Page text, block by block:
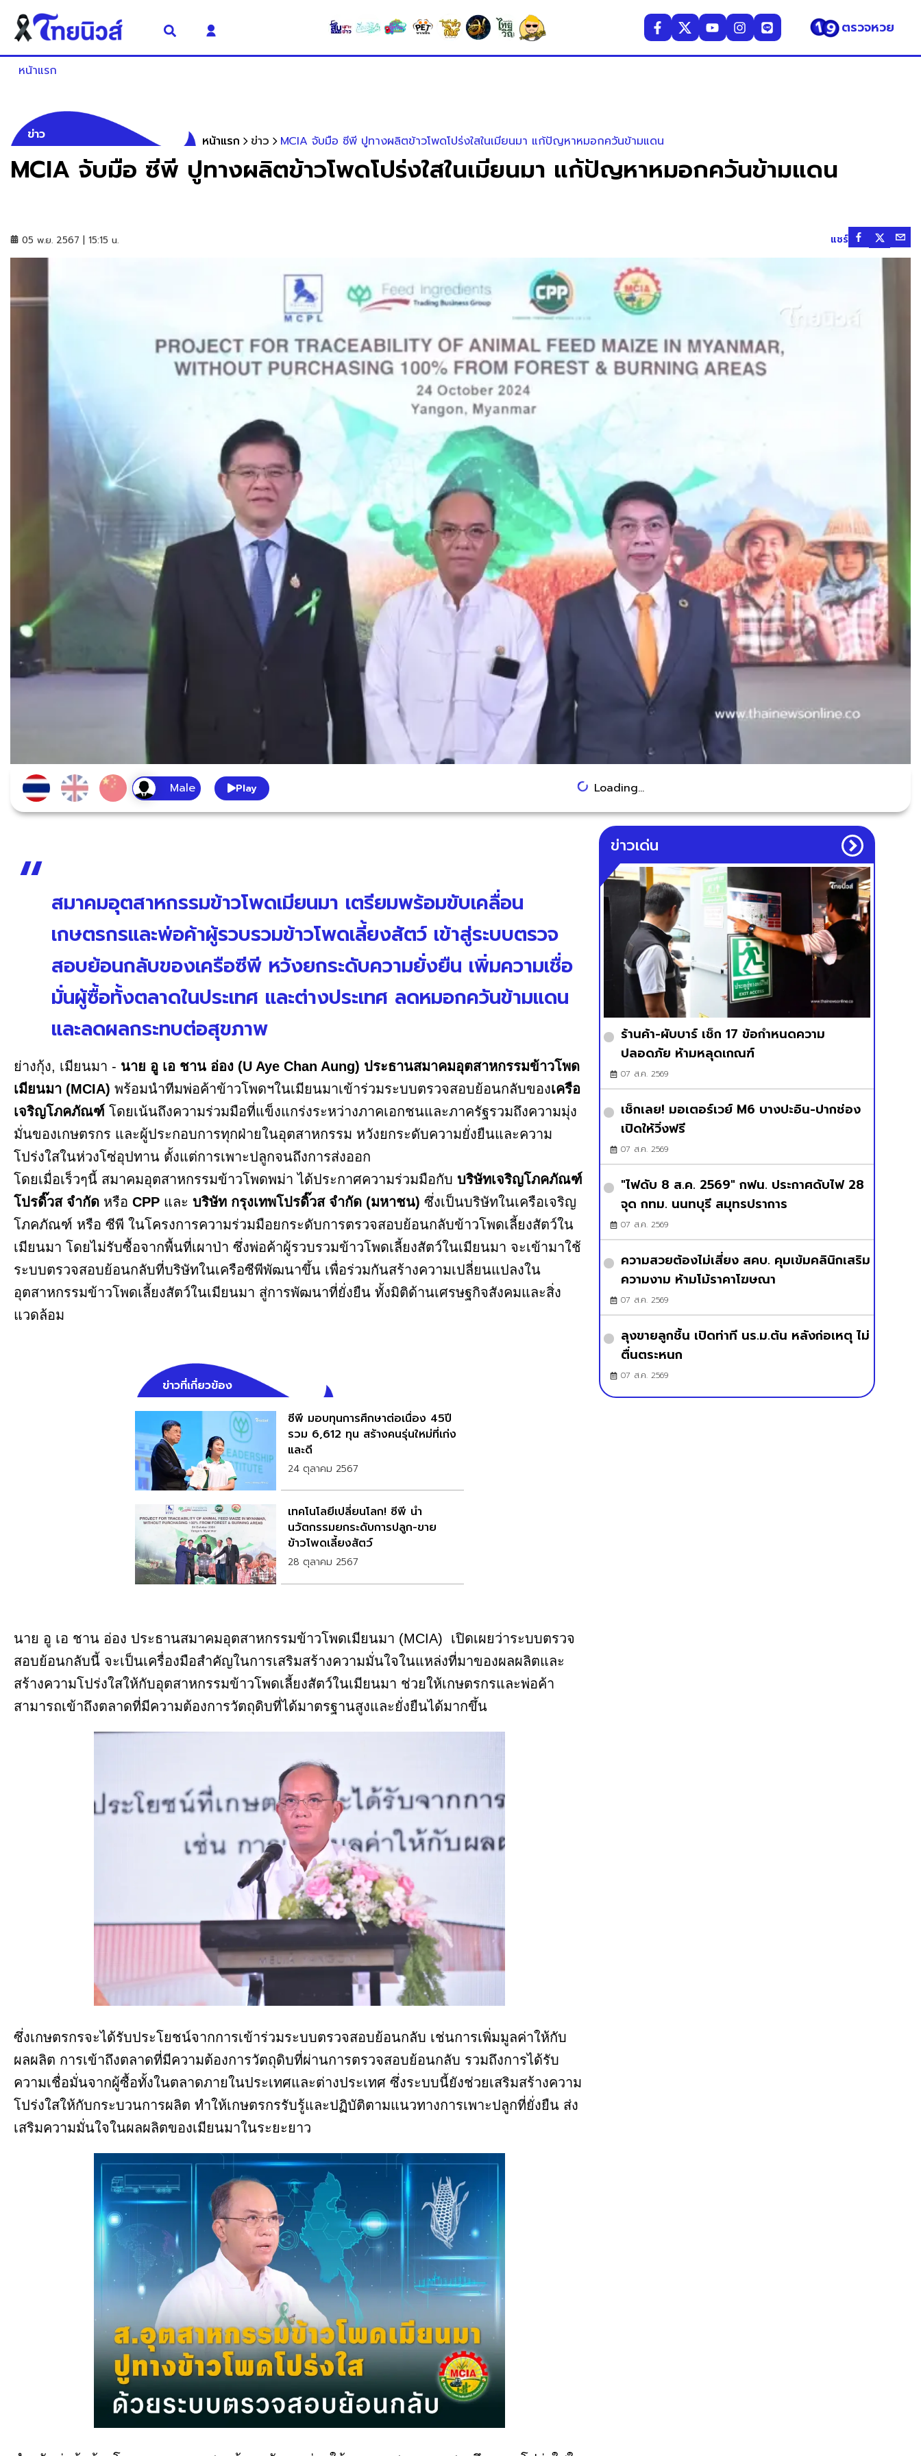
ตรวจหวย
หน้าแรก
ข่าว หน้าแรก ข่าว MCIA จับมือ ซีพี ปูทางผลิตข้าวโพดโปร่งใสในเมียนมา แก้ปัญหาหมอกควันข้ามแดน
MCIA จับมือ ซีพี ปูทางผลิตข้าวโพดโปร่งใสในเมียนมา แก้ปัญหาหมอกควันข้ามแดน
05 พ.ย. 2567 | 15:15 น. แชร์
Play Loading...
สมาคมอุตสาหกรรมข้าวโพดเมียนมา เตรียมพร้อมขับเคลื่อน
เกษตรกรและพ่อค้าผู้รวบรวมข้าวโพดเลี้ยงสัตว์ เข้าสู่ระบบตรวจ
สอบย้อนกลับของเครือซีพี หวังยกระดับความยั่งยืน เพิ่มความเชื่อ
มั่นผู้ซื้อทั้งตลาดในประเทศ และต่างประเทศ ลดหมอกควันข้ามแดน
และลดผลกระทบต่อสุขภาพ
ย่างกุ้ง, เมียนมา - นาย อู เอ ชาน อ่อง (U Aye Chan Aung) ประธานสมาคมอุตสาหกรรมข้าวโพด
เมียนมา (MCIA) พร้อมนำทีมพ่อค้าข้าวโพดฯในเมียนมาเข้าร่วมระบบตรวจสอบย้อนกลับของเครือ
เจริญโภคภัณฑ์ โดยเน้นถึงความร่วมมือที่แข็งแกร่งระหว่างภาคเอกชนและภาครัฐรวมถึงความมุ่ง
มั่นของเกษตรกร และผู้ประกอบการทุกฝ่ายในอุตสาหกรรม หวังยกระดับความยั่งยืนและความ
โปร่งใสในห่วงโซ่อุปทาน ตั้งแต่การเพาะปลูกจนถึงการส่งออก
โดยเมื่อเร็วๆนี้ สมาคมอุตสาหกรรมข้าวโพดพม่า ได้ประกาศความร่วมมือกับ บริษัทเจริญโภคภัณฑ์
โปรดิ๊วส จำกัด หรือ CPP และ บริษัท กรุงเทพโปรดิ๊วส จำกัด (มหาชน) ซึ่งเป็นบริษัทในเครือเจริญ
โภคภัณฑ์ หรือ ซีพี ในโครงการความร่วมมือยกระดับการตรวจสอบย้อนกลับข้าวโพดเลี้ยงสัตว์ใน
เมียนมา โดยไม่รับซื้อจากพื้นที่เผาป่า ซึ่งพ่อค้าผู้รวบรวมข้าวโพดเลี้ยงสัตว์ในเมียนมา จะเข้ามาใช้
ระบบตรวจสอบย้อนกลับที่บริษัทในเครือซีพีพัฒนาขึ้น เพื่อร่วมกันสร้างความเปลี่ยนแปลงใน
อุตสาหกรรมข้าวโพดเลี้ยงสัตว์ในเมียนมา สู่การพัฒนาที่ยั่งยืน ทั้งมิติด้านเศรษฐกิจสังคมและสิ่ง
แวดล้อม
ข่าวที่เกี่ยวข้อง
ซีพี มอบทุนการศึกษาต่อเนื่อง 45ปี
รวม 6,612 ทุน สร้างคนรุ่นใหม่ที่เก่ง
และดี
24 ตุลาคม 2567
เทคโนโลยีเปลี่ยนโลก! ซีพี นำ
นวัตกรรมยกระดับการปลูก-ขาย
ข้าวโพดเลี้ยงสัตว์
28 ตุลาคม 2567
นาย อู เอ ชาน อ่อง ประธานสมาคมอุตสาหกรรมข้าวโพดเมียนมา (MCIA) เปิดเผยว่าระบบตรวจ
สอบย้อนกลับนี้ จะเป็นเครื่องมือสำคัญในการเสริมสร้างความมั่นใจในแหล่งที่มาของผลผลิตและ
สร้างความโปร่งใสให้กับอุตสาหกรรมข้าวโพดเลี้ยงสัตว์ในเมียนมา ช่วยให้เกษตรกรและพ่อค้า
สามารถเข้าถึงตลาดที่มีความต้องการวัตถุดิบที่ได้มาตรฐานสูงและยั่งยืนได้มากขึ้น
ซึ่งเกษตรกรจะได้รับประโยชน์จากการเข้าร่วมระบบตรวจสอบย้อนกลับ เช่นการเพิ่มมูลค่าให้กับ
ผลผลิต การเข้าถึงตลาดที่มีความต้องการวัตถุดิบที่ผ่านการตรวจสอบย้อนกลับ รวมถึงการได้รับ
ความเชื่อมั่นจากผู้ซื้อทั้งในตลาดภายในประเทศและต่างประเทศ ซึ่งระบบนี้ยังช่วยเสริมสร้างความ
โปร่งใสให้กับกระบวนการผลิต ทำให้เกษตรกรรับรู้และปฏิบัติตามแนวทางการเพาะปลูกที่ยั่งยืน ส่ง
เสริมความมั่นใจในผลผลิตของเมียนมาในระยะยาว
ข่าวเด่น
ร้านค้า-ผับบาร์ เช็ก 17 ข้อกำหนดความ
ปลอดภัย ห้ามหลุดเกณฑ์
07 ส.ค. 2569
เช็กเลย! มอเตอร์เวย์ M6 บางปะอิน-ปากช่อง
เปิดให้วิ่งฟรี
07 ส.ค. 2569
"ไฟดับ 8 ส.ค. 2569" กฟน. ประกาศดับไฟ 28
จุด กทม. นนทบุรี สมุทรปราการ
07 ส.ค. 2569
ความสวยต้องไม่เสี่ยง สคบ. คุมเข้มคลินิกเสริม
ความงาม ห้ามโม้ราคาโฆษณา
07 ส.ค. 2569
ลุงขายลูกชิ้น เปิดท่าที นร.ม.ต้น หลังก่อเหตุ ไม่
ตื่นตระหนก
07 ส.ค. 2569